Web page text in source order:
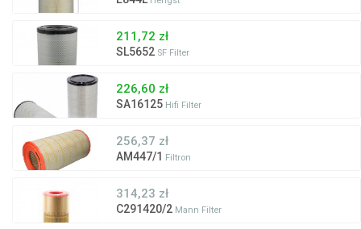
211,72 zł
SL5652 SF Filter
226,60 zł
SA16125 Hifi Filter
256,37 zł
AM447/1 Filtron
314,23 zł
C291420/2 Mann Filter